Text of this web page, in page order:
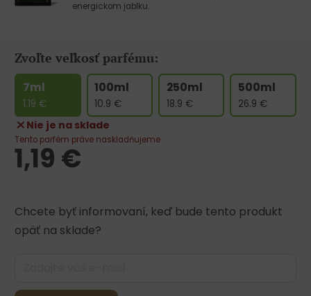
energickom jablku.
Zvoľte veľkosť parfému:
7ml
1.19 €
100ml
10.9 €
250ml
18.9 €
500ml
26.9 €
Nie je na sklade
Tento parfém práve naskladňujeme
1,19 €
Chcete byť informovaní, keď bude tento produkt
opäť na sklade?